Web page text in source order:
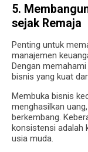
5.
sejak Remaja
Penting untuk
manajemen
Dengan
bisnis yang kuat
Membuka bisnis
menghasilkan
berkembang.
konsistensi adalah
usia muda.